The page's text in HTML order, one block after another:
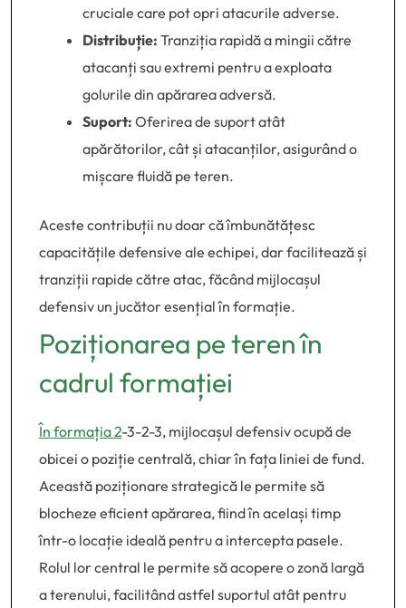
cruciale care pot opri atacurile adverse.
Distribuție: Tranziția rapidă a mingii către
atacanți sau extremi pentru a exploata
golurile din apărarea adversă.
Suport: Oferirea de suport atât
apărătorilor, cât și atacanților, asigurând o
mișcare fluidă pe teren.
Aceste contribuții nu doar că îmbunătățesc
capacitățile defensive ale echipei, dar facilitează și
tranziții rapide către atac, făcând mijlocașul
defensiv un jucător esențial în formație.
Poziționarea pe teren în
cadrul formației
În formația 2-3-2-3, mijlocașul defensiv ocupă de
obicei o poziție centrală, chiar în fața liniei de fund.
Această poziționare strategică le permite să
blocheze eficient apărarea, fiind în același timp
într-o locație ideală pentru a intercepta pasele.
Rolul lor central le permite să acopere o zonă largă
a terenului, facilitând astfel suportul atât pentru